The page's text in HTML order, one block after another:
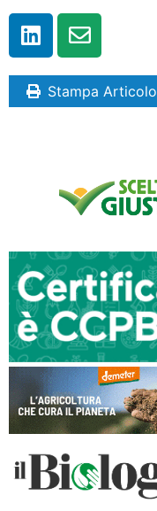
Stampa Articolo